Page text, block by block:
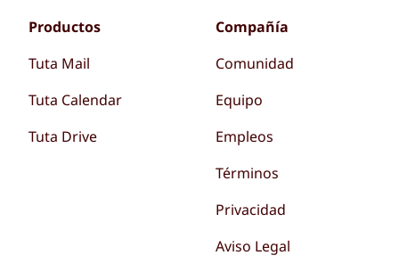
Productos
Tuta Mail
Tuta Calendar
Tuta Drive
Compañía
Comunidad
Equipo
Empleos
Términos
Privacidad
Aviso Legal